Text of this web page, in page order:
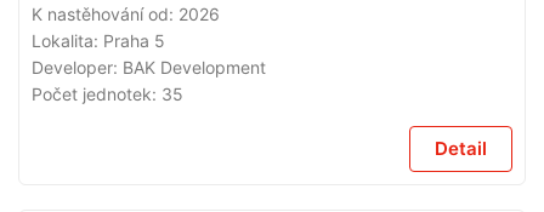
K nastěhování od: 2026
Lokalita: Praha 5
Developer: BAK Development
Počet jednotek: 35
Detail